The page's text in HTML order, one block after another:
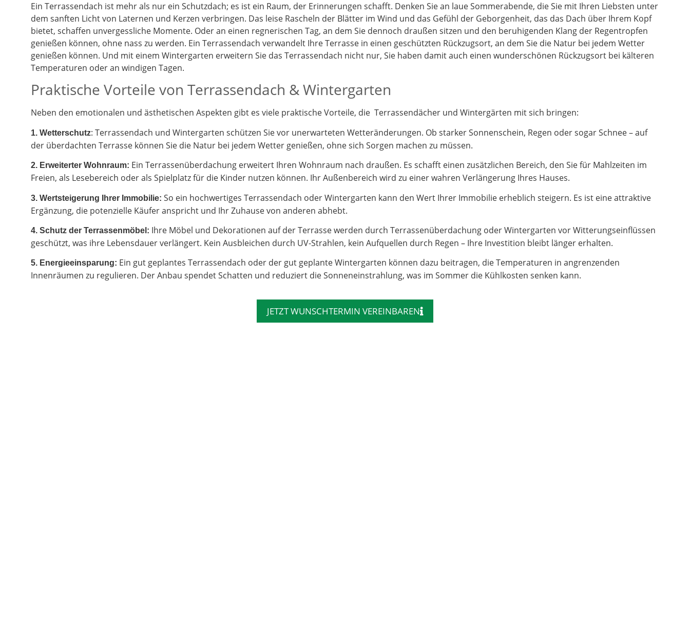
Ein Terrassendach ist mehr als nur ein Schutzdach; es ist ein Raum, der Erinnerungen schafft. Denken Sie an laue Sommerabende, die Sie mit Ihren Liebsten unter
dem sanften Licht von Laternen und Kerzen verbringen. Das leise Rascheln der Blätter im Wind und das Gefühl der Geborgenheit, das das Dach über Ihrem Kopf
bietet, schaffen unvergessliche Momente. Oder an einen regnerischen Tag, an dem Sie dennoch draußen sitzen und den beruhigenden Klang der Regentropfen
genießen können, ohne nass zu werden. Ein Terrassendach verwandelt Ihre Terrasse in einen geschützten Rückzugsort, an dem Sie die Natur bei jedem Wetter
genießen können. Und mit einem Wintergarten erweitern Sie das Terrassendach nicht nur, Sie haben damit auch einen wunderschönen Rückzugsort bei kälteren
Temperaturen oder an windigen Tagen.
Praktische Vorteile von Terrassendach & Wintergarten
Neben den emotionalen und ästhetischen Aspekten gibt es viele praktische Vorteile, die Terrassendächer und Wintergärten mit sich bringen:
1. Wetterschutz: Terrassendach und Wintergarten schützen Sie vor unerwarteten Wetteränderungen. Ob starker Sonnenschein, Regen oder sogar Schnee – auf
der überdachten Terrasse können Sie die Natur bei jedem Wetter genießen, ohne sich Sorgen machen zu müssen.
2. Erweiterter Wohnraum: Ein Terrassenüberdachung erweitert Ihren Wohnraum nach draußen. Es schafft einen zusätzlichen Bereich, den Sie für Mahlzeiten im
Freien, als Lesebereich oder als Spielplatz für die Kinder nutzen können. Ihr Außenbereich wird zu einer wahren Verlängerung Ihres Hauses.
3. Wertsteigerung Ihrer Immobilie: So ein hochwertiges Terrassendach oder Wintergarten kann den Wert Ihrer Immobilie erheblich steigern. Es ist eine attraktive
Ergänzung, die potenzielle Käufer anspricht und Ihr Zuhause von anderen abhebt.
4. Schutz der Terrassenmöbel: Ihre Möbel und Dekorationen auf der Terrasse werden durch Terrassenüberdachung oder Wintergarten vor Witterungseinflüssen
geschützt, was ihre Lebensdauer verlängert. Kein Ausbleichen durch UV-Strahlen, kein Aufquellen durch Regen – Ihre Investition bleibt länger erhalten.
5. Energieeinsparung: Ein gut geplantes Terrassendach oder der gut geplante Wintergarten können dazu beitragen, die Temperaturen in angrenzenden
Innenräumen zu regulieren. Der Anbau spendet Schatten und reduziert die Sonneneinstrahlung, was im Sommer die Kühlkosten senken kann.
JETZT WUNSCHTERMIN VEREINBAREN